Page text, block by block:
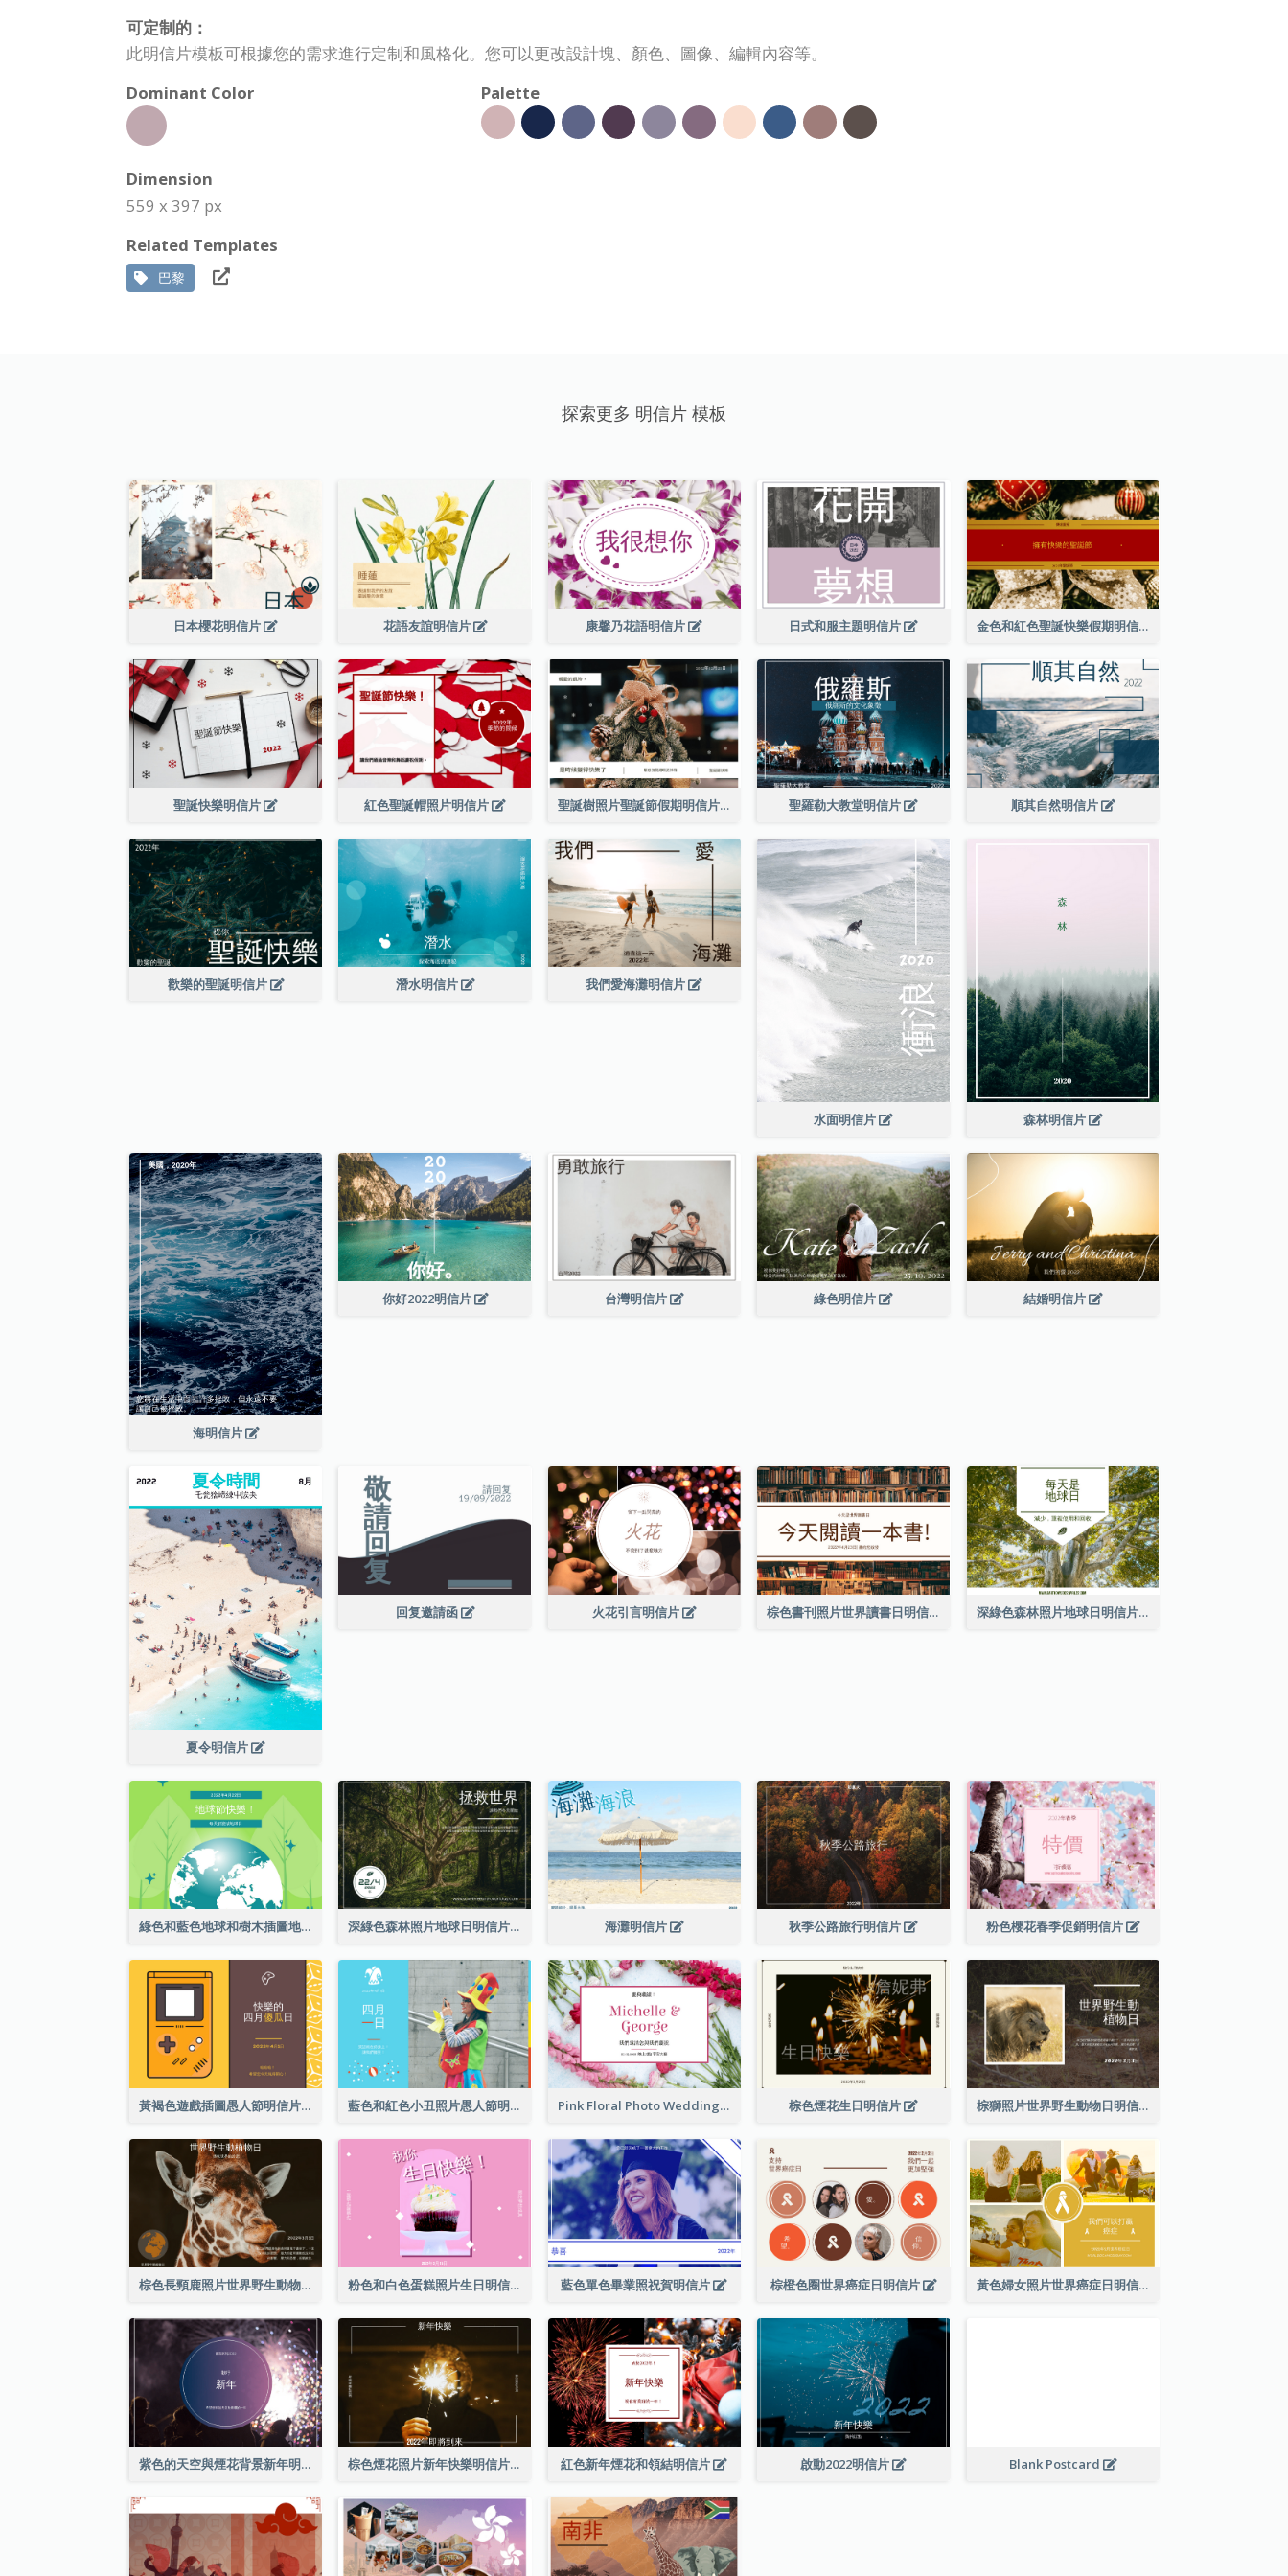
可定制的：
此明信片模板可根據您的需求進行定制和風格化。您可以更改設計塊、顏色、圖像、編輯內容等。
Dominant Color
Palette
Dimension
559 x 397 px
Related Templates
巴黎
探索更多 明信片 模板
日本櫻花明信片 花語友誼明信片 康馨乃花語明信片 日式和服主題明信片 金色和紅色聖誕快樂假期明信片
聖誕快樂明信片 紅色聖誕帽照片明信片 聖誕樹照片聖誕節假期明信片 聖羅勒大教堂明信片 順其自然明信片
歡樂的聖誕明信片 潛水明信片 我們愛海灘明信片
水面明信片 森林明信片
海明信片
你好2022明信片 台灣明信片 綠色明信片 結婚明信片
夏令明信片
回复邀請函 火花引言明信片 棕色書刊照片世界讀書日明信片 深綠色森林照片地球日明信片
綠色和藍色地球和樹木插圖地球日明信片 深綠色森林照片地球日明信片 海灘明信片 秋季公路旅行明信片 粉色櫻花春季促銷明信片
黃褐色遊戲插圖愚人節明信片 藍色和紅色小丑照片愚人節明信片 Pink Floral Photo Wedding Postcard 棕色煙花生日明信片 棕獅照片世界野生動物日明信片
棕色長頸鹿照片世界野生動物日明信片 粉色和白色蛋糕照片生日明信片 藍色單色畢業照祝賀明信片 棕橙色圈世界癌症日明信片 黃色婦女照片世界癌症日明信片
紫色的天空與煙花背景新年明信片 棕色煙花照片新年快樂明信片 紅色新年煙花和領結明信片 啟動2022明信片 Blank Postcard